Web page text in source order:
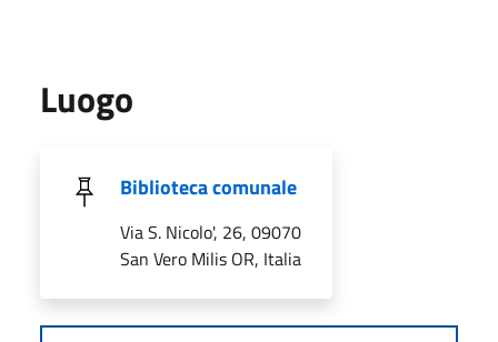
Luogo
Biblioteca comunale
Via S. Nicolo', 26, 09070
San Vero Milis OR, Italia